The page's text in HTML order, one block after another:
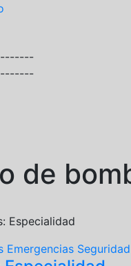
de
Especialidad
Emergencias Seguridad